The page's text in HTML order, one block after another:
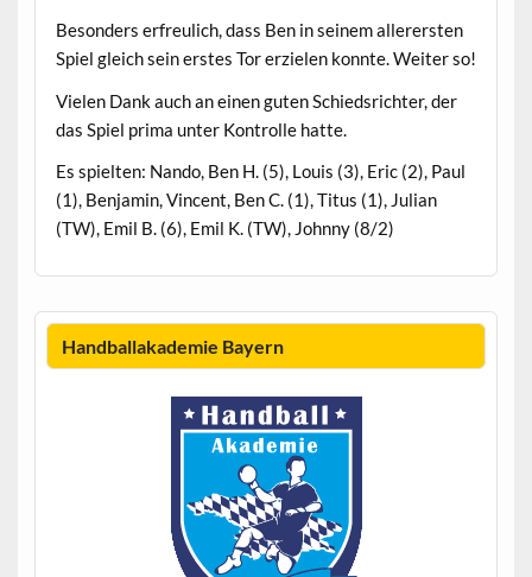
Besonders erfreulich, dass Ben in seinem allerersten
Spiel gleich sein erstes Tor erzielen konnte. Weiter so!
Vielen Dank auch an einen guten Schiedsrichter, der
das Spiel prima unter Kontrolle hatte.
Es spielten: Nando, Ben H. (5), Louis (3), Eric (2), Paul
(1), Benjamin, Vincent, Ben C. (1), Titus (1), Julian
(TW), Emil B. (6), Emil K. (TW), Johnny (8/2)
Handballakademie Bayern